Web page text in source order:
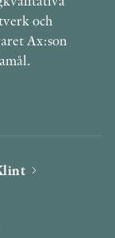
och
Ax:son